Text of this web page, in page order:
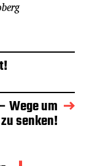
Wege um
senken!